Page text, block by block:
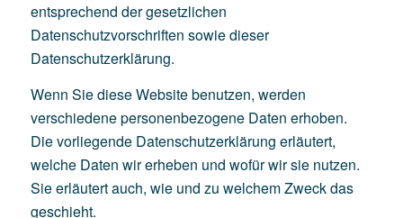
entsprechend der gesetzlichen
Datenschutzvorschriften sowie dieser
Datenschutzerklärung.
Wenn Sie diese Website benutzen, werden
verschiedene personenbezogene Daten erhoben.
Die vorliegende Datenschutzerklärung erläutert,
welche Daten wir erheben und wofür wir sie nutzen.
Sie erläutert auch, wie und zu welchem Zweck das
geschieht.